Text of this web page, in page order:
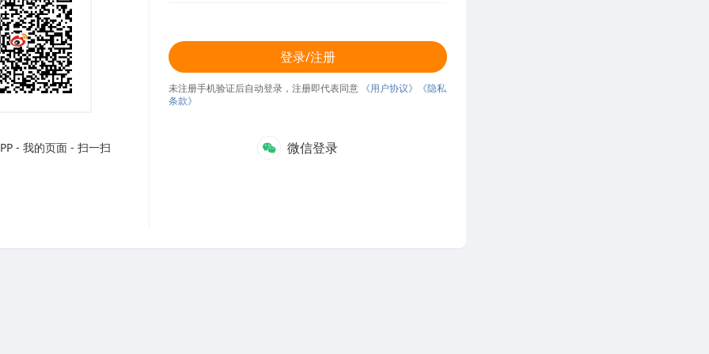
- 我的页面 - 扫一扫
登录/注册
未注册手机验证后自动登录，注册即代表同意 《用户协议》
《隐私
条款》
微信登录